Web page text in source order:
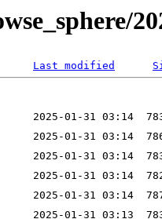
Last modified